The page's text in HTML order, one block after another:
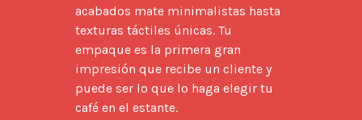
acabados mate minimalistas hasta
texturas táctiles únicas. Tu
empaque es la primera gran
impresión que recibe un cliente y
puede ser lo que lo haga elegir tu
café en el estante.